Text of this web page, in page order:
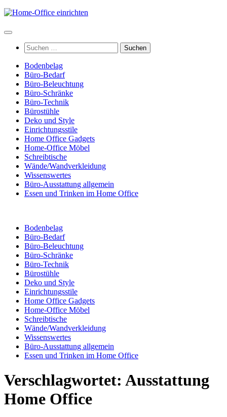
Zum
springen
Suchen
nach:
Bodenbelag
Büro-Bedarf
Büro-Beleuchtung
Büro-Schränke
Büro-Technik
Bürostühle
Deko und Style
Einrichtungsstile
Home Office Gadgets
Home-Office Möbel
Schreibtische
Wände/Wandverkleidung
Wissenswertes
Büro-Ausstattung allgemein
Essen und Trinken im Home Office
Bodenbelag
Büro-Bedarf
Büro-Beleuchtung
Büro-Schränke
Büro-Technik
Bürostühle
Deko und Style
Einrichtungsstile
Home Office Gadgets
Home-Office Möbel
Schreibtische
Wände/Wandverkleidung
Wissenswertes
Büro-Ausstattung allgemein
Essen und Trinken im Home Office
Verschlagwortet: Ausstattung
Home Office